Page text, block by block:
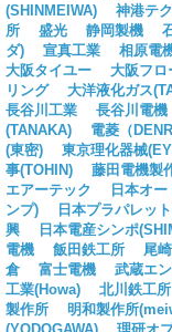
(SHINMEIWA)
神港テ
所
盛光 静岡製機
ダ)
宣真工業 相原電
大阪タイユー
大阪フロ
リング
大洋液化ガス
長谷川工業
長谷川電機
(TANAKA)
電菱（
(東密)
東京理化器械
事(TOHIN)
藤田電機製
エアーテック
日本オ
ンプ)
日本プラパレッ
興
日本電産シンポ
電機
飯田鉄工所 尾
倉
富士電機 武蔵エ
工業(Howa)
北川鉄工所
製作所
明和製作所